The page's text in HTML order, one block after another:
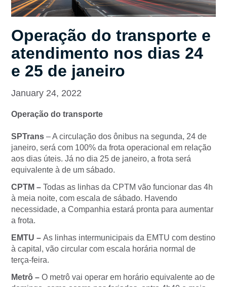
Operação do transporte e
atendimento nos dias 24
e 25 de janeiro
January 24, 2022
Operação do transporte
SPTrans – A circulação dos ônibus na segunda, 24 de
janeiro, será com 100% da frota operacional em relação
aos dias úteis. Já no dia 25 de janeiro, a frota será
equivalente à de um sábado.
CPTM – Todas as linhas da CPTM vão funcionar das 4h
à meia noite, com escala de sábado. Havendo
necessidade, a Companhia estará pronta para aumentar
a frota.
EMTU – As linhas intermunicipais da EMTU com destino
à capital, vão circular com escala horária normal de
terça-feira.
Metrô – O metrô vai operar em horário equivalente ao de